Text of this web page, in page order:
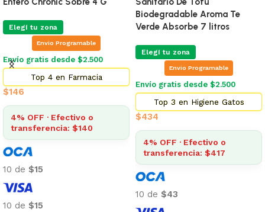
Elegí tu zona
Envio Programable
Envío gratis desde $2.500
Top 4 en Farmacia
$146
4% OFF · Efectivo o
transferencia: $140
10 de $15
10 de $15
Biodegradable Aroma Te
Verde Absorbe 7 litros
Elegí tu zona
Envio Programable
Envío gratis desde $2.500
Top 3 en Higiene Gatos
$434
4% OFF · Efectivo o
transferencia: $417
10 de $43